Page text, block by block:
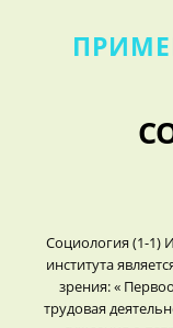
Социология (1-1)
института
зрения: «
трудовая